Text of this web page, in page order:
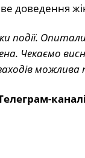
доведення
Опитали
Чекаємо
заходів
каналі